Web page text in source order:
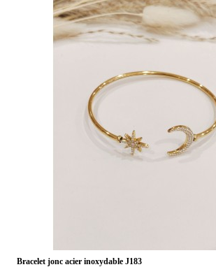
Bracelet jonc acier inoxydable J183